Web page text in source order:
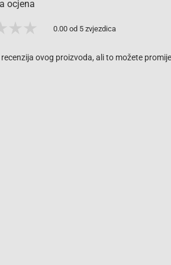
ocjena
0.00 od 5 zvjezdica
ovog proizvoda, ali to možete